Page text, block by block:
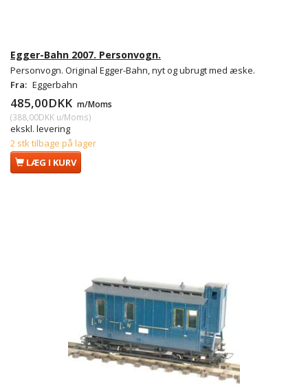
Egger-Bahn 2007. Personvogn.
Personvogn. Original Egger-Bahn, nyt og ubrugt med æske.
Fra: Eggerbahn
485,00DKK m/Moms
(388,00DKK u/Moms)
ekskl. levering
2 stk tilbage på lager
LÆG I KURV